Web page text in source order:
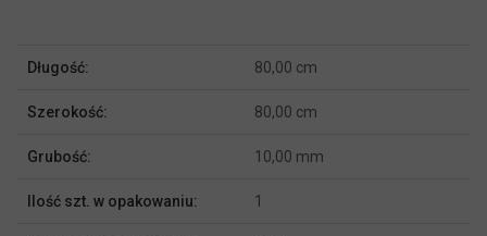
Długość: 80,00 cm
Szerokość: 80,00 cm
Grubość: 10,00 mm
Ilość szt. w opakowaniu: 1